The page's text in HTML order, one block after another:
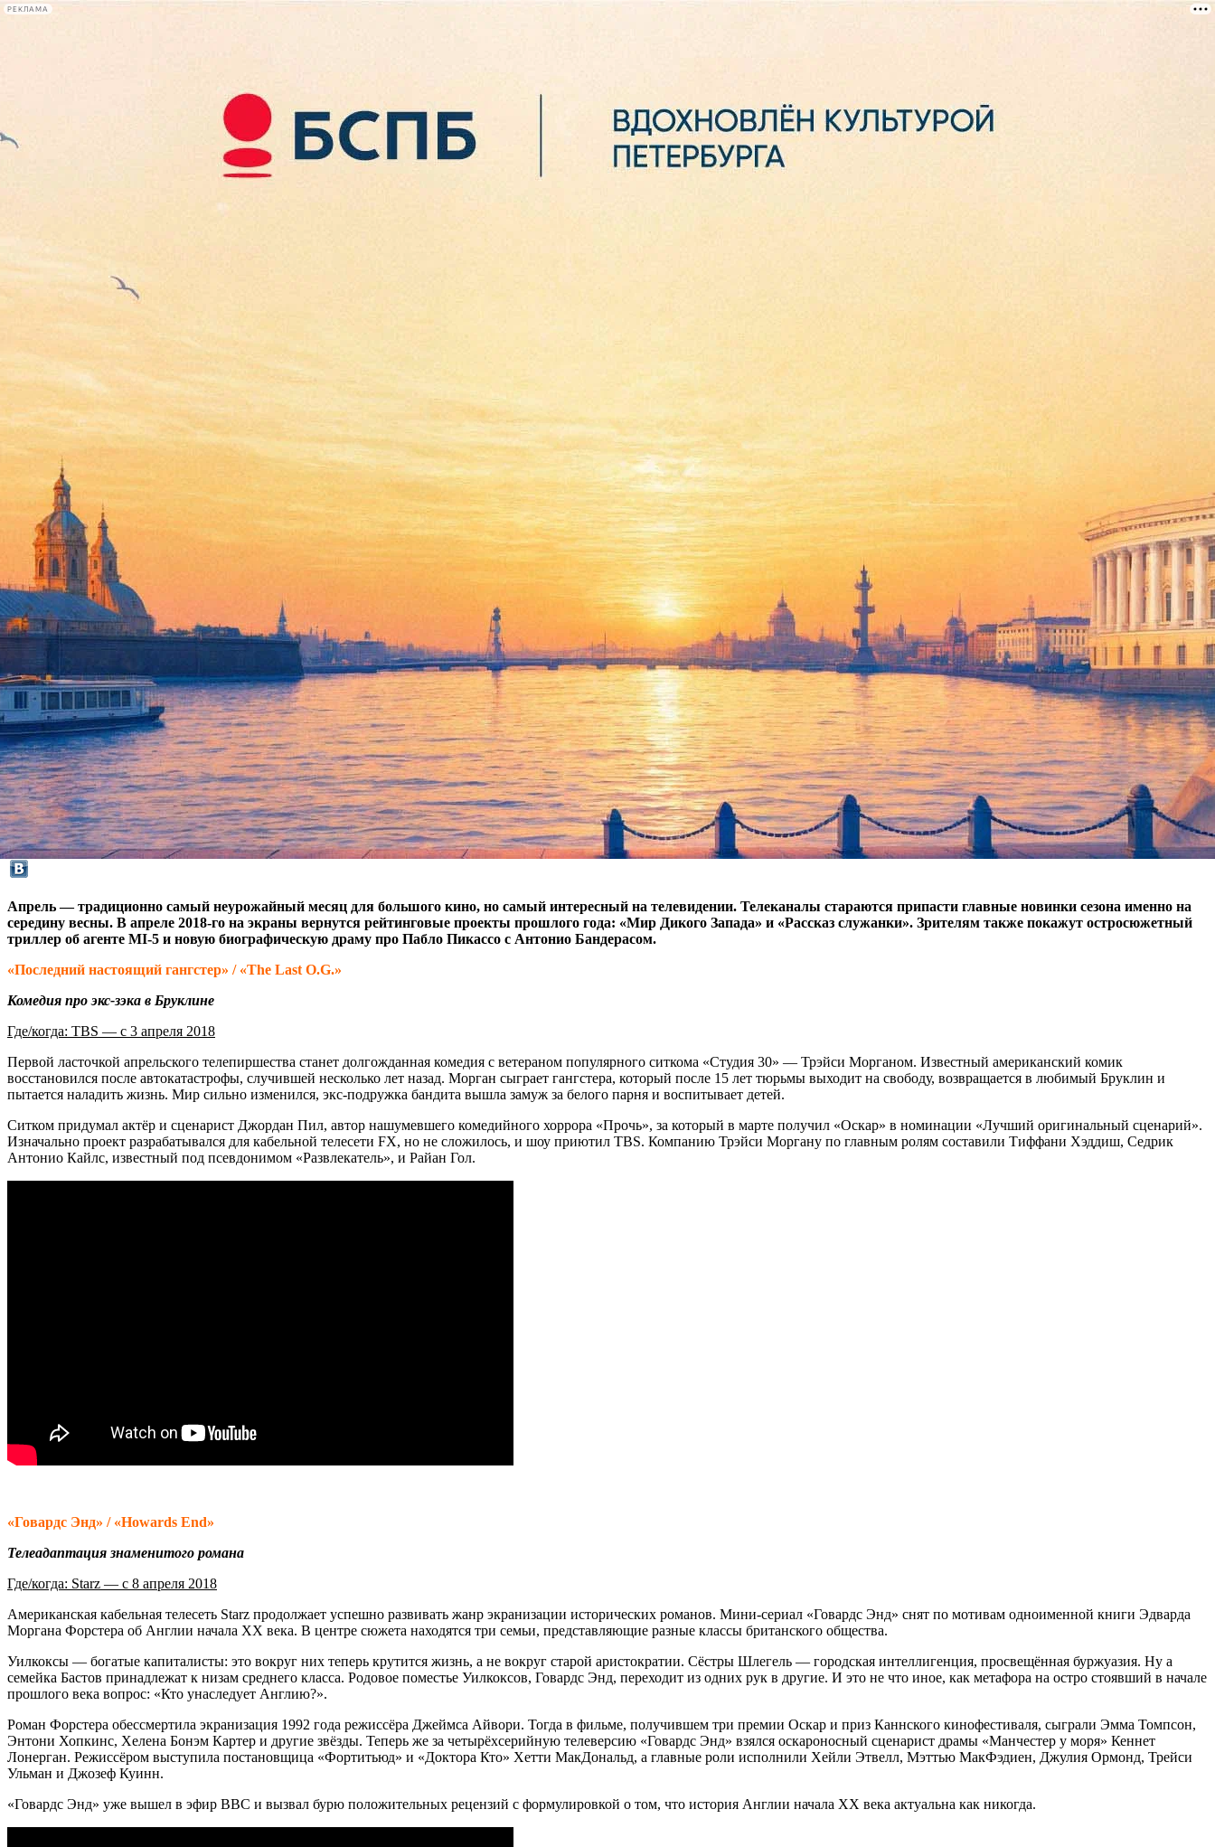
РЕКЛАМА
лекции
книги
Главные сериалы апреля: выбор «Фонтанки»
02 апреля 2018,15:01 Версия для печати
Апрель — традиционно самый неурожайный месяц для большого кино, но самый интересный на телевидении. Телеканалы стараются припасти главные новинки сезона именно на
середину весны. В апреле 2018-го на экраны вернутся рейтинговые проекты прошлого года: «Мир Дикого Запада» и «Рассказ служанки». Зрителям также покажут остросюжетный
триллер об агенте MI-5 и новую биографическую драму про Пабло Пикассо с Антонио Бандерасом.
«Последний настоящий гангстер» / «The Last O.G.»
Комедия про экс-зэка в Бруклине
Где/когда: TBS — с 3 апреля 2018
Первой ласточкой апрельского телепиршества станет долгожданная комедия с ветераном популярного ситкома «Студия 30» — Трэйси Морганом. Известный американский комик
восстановился после автокатастрофы, случившей несколько лет назад. Морган сыграет гангстера, который после 15 лет тюрьмы выходит на свободу, возвращается в любимый Бруклин и
пытается наладить жизнь. Мир сильно изменился, экс-подружка бандита вышла замуж за белого парня и воспитывает детей.
Ситком придумал актёр и сценарист Джордан Пил, автор нашумевшего комедийного хоррора «Прочь», за который в марте получил «Оскар» в номинации «Лучший оригинальный сценарий».
Изначально проект разрабатывался для кабельной телесети FX, но не сложилось, и шоу приютил TBS. Компанию Трэйси Моргану по главным ролям составили Тиффани Хэддиш, Седрик
Антонио Кайлс, известный под псевдонимом «Развлекатель», и Райан Гол.
«Говардс Энд» / «Howards End»
Телеадаптация знаменитого романа
Где/когда: Starz — с 8 апреля 2018
Американская кабельная телесеть Starz продолжает успешно развивать жанр экранизации исторических романов. Мини-сериал «Говардс Энд» снят по мотивам одноименной книги Эдварда
Моргана Форстера об Англии начала XX века. В центре сюжета находятся три семьи, представляющие разные классы британского общества.
Уилкоксы — богатые капиталисты: это вокруг них теперь крутится жизнь, а не вокруг старой аристократии. Сёстры Шлегель — городская интеллигенция, просвещённая буржуазия. Ну а
семейка Бастов принадлежат к низам среднего класса. Родовое поместье Уилкоксов, Говардс Энд, переходит из одних рук в другие. И это не что иное, как метафора на остро стоявший в начале
прошлого века вопрос: «Кто унаследует Англию?».
Роман Форстера обессмертила экранизация 1992 года режиссёра Джеймса Айвори. Тогда в фильме, получившем три премии Оскар и приз Каннского кинофестиваля, сыграли Эмма Томпсон,
Энтони Хопкинс, Хелена Бонэм Картер и другие звёзды. Теперь же за четырёхсерийную телеверсию «Говардс Энд» взялся оскароносный сценарист драмы «Манчестер у моря» Кеннет
Лонерган. Режиссёром выступила постановщица «Фортитьюд» и «Доктора Кто» Хетти МакДональд, а главные роли исполнили Хейли Этвелл, Мэттью МакФэдиен, Джулия Ормонд, Трейси
Ульман и Джозеф Куинн.
«Говардс Энд» уже вышел в эфир BBC и вызвал бурю положительных рецензий с формулировкой о том, что история Англии начала XX века актуальна как никогда.